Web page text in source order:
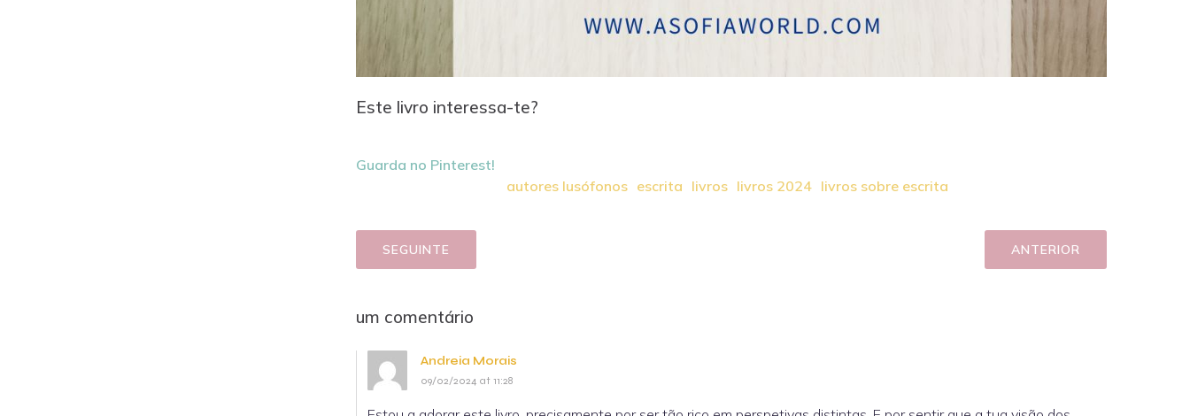
Este livro interessa-te?
Guarda no Pinterest!
autores lusófonos escrita livros livros 2024 livros sobre escrita
SEGUINTE ANTERIOR
um comentário
Andreia Morais
09/02/2024 at 11:28